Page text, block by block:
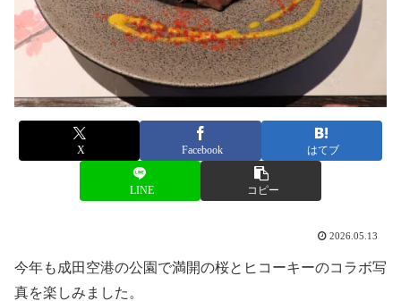
X Facebook はてブ
LINE コピー
2026.05.13
今年も成田空港の公園で満開の桜とヒコーキーのコラボ写
真を楽しみました。